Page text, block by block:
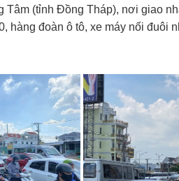
Tâm (tỉnh Đồng Tháp), nơi giao
hàng đoàn ô tô, xe máy nối đuôi